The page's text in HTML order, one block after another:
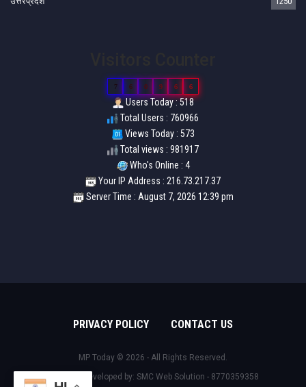
7 6 0 9 6 6
Users Today : 518
Total Users : 760966
Views Today : 573
Total views : 981917
Who's Online : 4
Your IP Address : 216.73.217.37
Server Time : August 7, 2026 12:39 pm
PRIVACY POLICY CONTACT US
MP Today © 2026 - All Rights Reserved.
Design & Developed by: SMC Web Solution - 8770359358